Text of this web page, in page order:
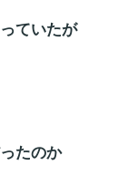
ていたが
たのか